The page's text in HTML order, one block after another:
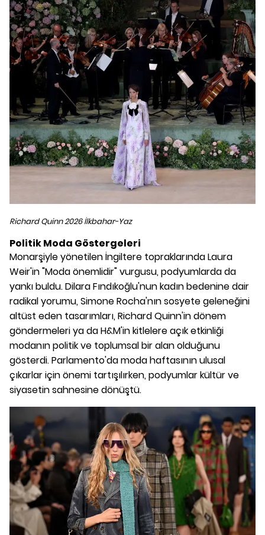
Richard Quinn 2026 İlkbahar-Yaz
Politik Moda Göstergeleri
Monarşiyle yönetilen İngiltere topraklarında Laura
Weir'in "Moda önemlidir" vurgusu, podyumlarda da
yankı buldu. Dilara Fındıkoğlu'nun kadın bedenine dair
radikal yorumu, Simone Rocha'nın sosyete geleneğini
altüst eden tasarımları, Richard Quinn'in dönem
göndermeleri ya da H&M'in kitlelere açık etkinliği
modanın politik ve toplumsal bir alan olduğunu
gösterdi. Parlamento'da moda haftasının ulusal
çıkarlar için önemi tartışılırken, podyumlar kültür ve
siyasetin sahnesine dönüştü.